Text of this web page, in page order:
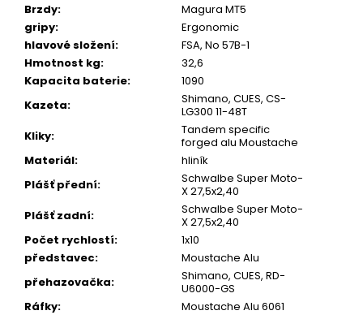
Brzdy:
Magura MT5
gripy:
Ergonomic
hlavové složení:
FSA, No 57B-1
Hmotnost kg:
32,6
Kapacita baterie:
1090
Kazeta:
Shimano, CUES, CS-
LG300 11-48T
Kliky:
Tandem specific
forged alu Moustache
Materiál:
hliník
Plášť přední:
Schwalbe Super Moto-
X 27,5x2,40
Plášť zadní:
Schwalbe Super Moto-
X 27,5x2,40
Počet rychlostí:
1x10
představec:
Moustache Alu
přehazovačka:
Shimano, CUES, RD-
U6000-GS
Ráfky:
Moustache Alu 6061